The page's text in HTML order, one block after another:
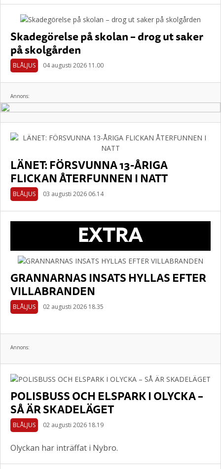
Skadegörelse på skolan – drog ut saker
på skolgården
BLÅLJUS 04 augusti 2026 11.00
Annons:
LÄNET: FÖRSVUNNA 13-ÅRIGA
FLICKAN ÅTERFUNNEN I NATT
BLÅLJUS 03 augusti 2026 06.14
EXTRA
GRANNARNAS INSATS HYLLAS EFTER
VILLABRANDEN
BLÅLJUS 02 augusti 2026 18.35
Annons:
POLISBUSS OCH ELSPARK I OLYCKA –
SÅ ÄR SKADELÄGET
BLÅLJUS 02 augusti 2026 18.19
Olyckan har inträffat i Nybro.